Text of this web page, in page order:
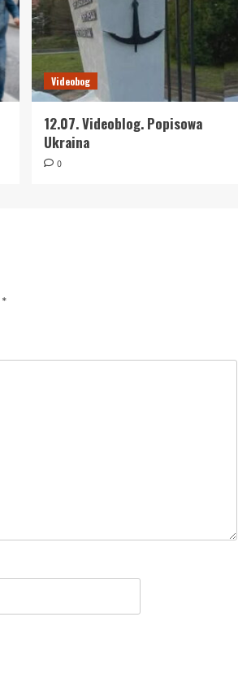
Videobog
12.07. Videoblog. Popisowa
Ukraina
0
*